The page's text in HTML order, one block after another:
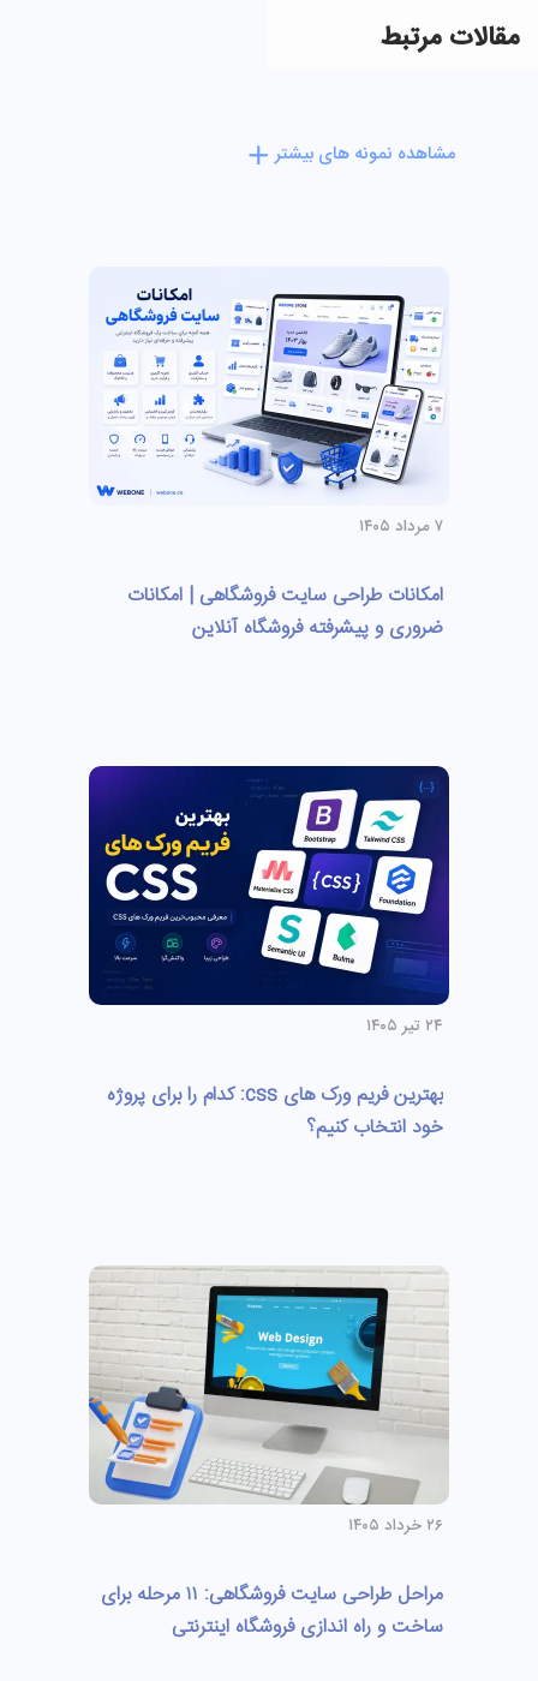
مقالات مرتبط
مشاهده نمونه های بیشتر
۷ مرداد ۱۴۰۵
امکانات طراحی سایت فروشگاهی | امکانات
ضروری و پیشرفته فروشگاه آنلاین
۲۴ تیر ۱۴۰۵
بهترین فریم ورک های css: کدام را برای پروژه
خود انتخاب کنیم؟
۲۶ خرداد ۱۴۰۵
مراحل طراحی سایت فروشگاهی: ۱۱ مرحله برای
ساخت و راه اندازی فروشگاه اینترنتی